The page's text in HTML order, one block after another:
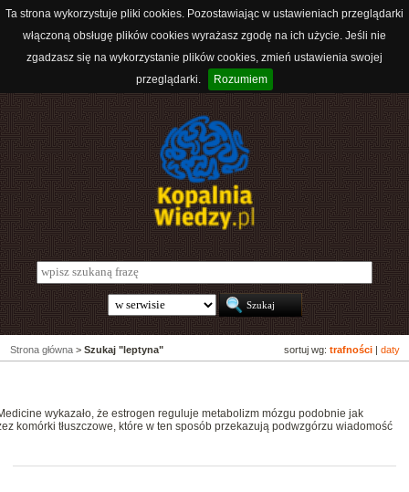
Ta strona wykorzystuje pliki cookies. Pozostawiając w ustawieniach przeglądarki
włączoną obsługę plików cookies wyrażasz zgodę na ich użycie. Jeśli nie
zgadzasz się na wykorzystanie plików cookies, zmień ustawienia swojej
przeglądarki.
Rozumiem
sortuj wg: trafności daty
Strona główna > Szukaj "leptyna"
wykazało, że estrogen reguluje metabolizm mózgu podobnie jak
komórki tłuszczowe, które w ten sposób przekazują podwzgórzu wiadomość